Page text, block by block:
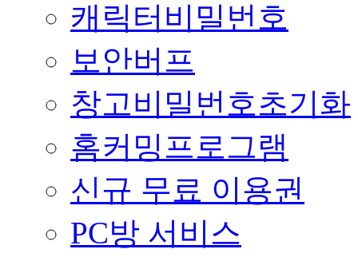
캐릭터비밀번호
보안버프
창고비밀번호초기화
홈커밍프로그램
신규 무료 이용권
PC방 서비스